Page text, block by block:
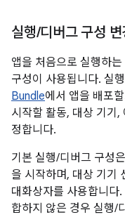
실행/디버그 구성 변
앱을 처음으로 실행하
구성이 사용됩니다. 실
Bundle에서 앱을 배포
시작할 활동, 대상 기기
정합니다.
기본 실행/디버그 구성
을 시작하며, 대상 기기
대화상자를 사용합니다
합하지 않은 경우 실행/